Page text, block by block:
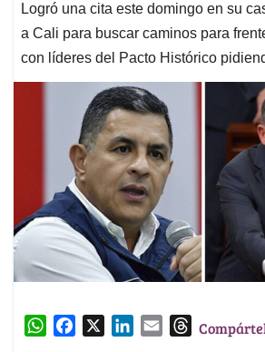
Logró una cita este domingo en su
a Cali para buscar caminos para
con líderes del Pacto Histórico
W
T